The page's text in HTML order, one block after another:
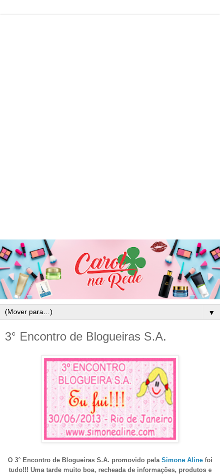
▼
3° Encontro de Blogueiras S.A.
O 3° Encontro de Blogueiras S.A. promovido pela Simone Alinefoi
tudo!!! Uma tarde muito boa, recheada de informações, produtos e